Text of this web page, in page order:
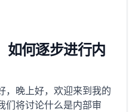
如何逐步进行内
，晚上好，欢迎来到我的
们将讨论什么是内部审